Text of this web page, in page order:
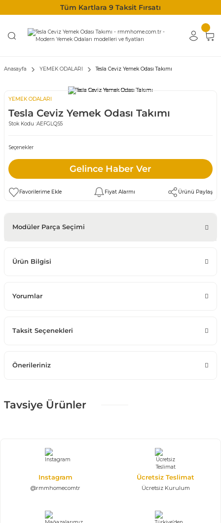
Tüm Kartlara 9 Taksit Fırsatı
Anasayfa YEMEK ODALARI Tesla Ceviz Yemek Odası Takımı
YEMEK ODALARI
Tesla Ceviz Yemek Odası Takımı
Stok Kodu :AEFGLQS5
Seçenekler
Gelince Haber Ver
Fiyat Alarmı Ürünü Paylaş
Modüler Parça Seçimi
Ürün Bilgisi
Yorumlar
Taksit Seçenekleri
Önerileriniz
Tavsiye Ürünler
Instagram
@rmmhomecomtr
Ücretsiz Teslimat
Ücretsiz Kurulum